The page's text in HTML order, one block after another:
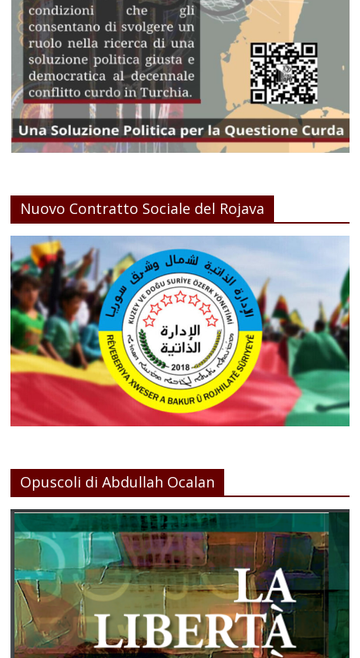
Nuovo Contratto Sociale del Rojava
Opuscoli di Abdullah Ocalan